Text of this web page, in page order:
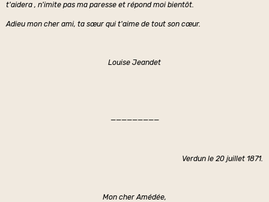
t'aidera , n'imite pas ma paresse et répond moi bientôt.
Adieu mon cher ami, ta sœur qui t'aime de tout son cœur.
Louise Jeandet
—————————
Verdun le 20 juillet 1871.
Mon cher Amédée,